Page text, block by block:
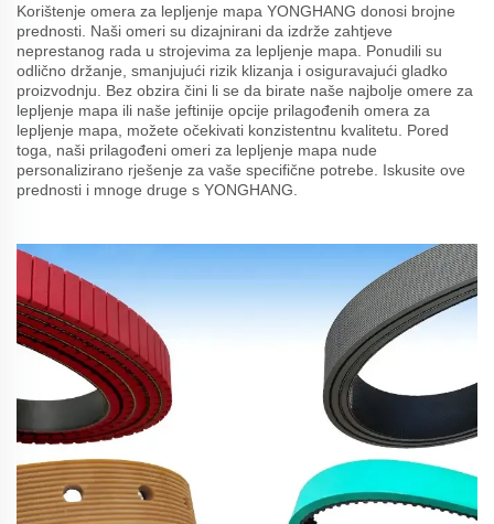
Korištenje omera za lepljenje mapa YONGHANG donosi brojne
prednosti. Naši omeri su dizajnirani da izdrže zahtjeve
neprestanog rada u strojevima za lepljenje mapa. Ponudili su
odlično držanje, smanjujući rizik klizanja i osiguravajući gladko
proizvodnju. Bez obzira čini li se da birate naše najbolje omere za
lepljenje mapa ili naše jeftinije opcije prilagođenih omera za
lepljenje mapa, možete očekivati konzistentnu kvalitetu. Pored
toga, naši prilagođeni omeri za lepljenje mapa nude
personalizirano rješenje za vaše specifične potrebe. Iskusite ove
prednosti i mnoge druge s YONGHANG.